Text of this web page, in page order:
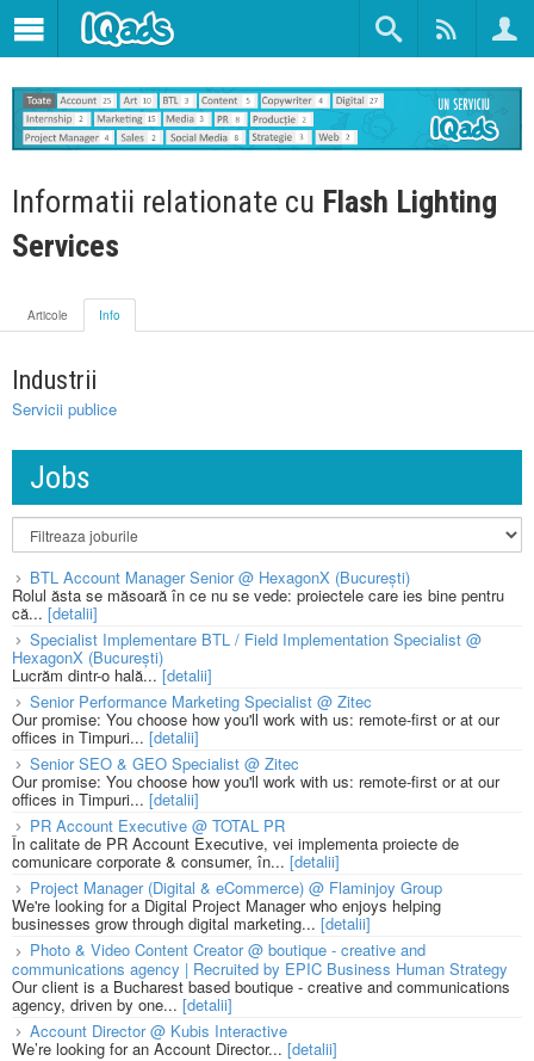
Informatii relationate cu Flash Lighting
Services
Articole Info
Industrii
Servicii publice
Jobs
BTL Account Manager Senior @ HexagonX (București)
Rolul ăsta se măsoară în ce nu se vede: proiectele care ies bine pentru
că... [detalii]
Specialist Implementare BTL / Field Implementation Specialist @
HexagonX (București)
Lucrăm dintr-o hală...[detalii]
Senior Performance Marketing Specialist @ Zitec
Our promise: You choose how you'll work with us: remote-first or at our
offices in Timpuri... [detalii]
Senior SEO & GEO Specialist @ Zitec
Our promise: You choose how you'll work with us: remote-first or at our
offices in Timpuri... [detalii]
PR Account Executive @ TOTAL PR
În calitate de PR Account Executive, vei implementa proiecte de
comunicare corporate & consumer, în... [detalii]
Project Manager (Digital & eCommerce) @ Flaminjoy Group
We're looking for a Digital Project Manager who enjoys helping
businesses grow through digital marketing... [detalii]
Photo & Video Content Creator @ boutique - creative and
communications agency | Recruited by EPIC Business Human Strategy
Our client is a Bucharest based boutique - creative and communications
agency, driven by one... [detalii]
Account Director @ Kubis Interactive
We’re looking for an Account Director... [detalii]